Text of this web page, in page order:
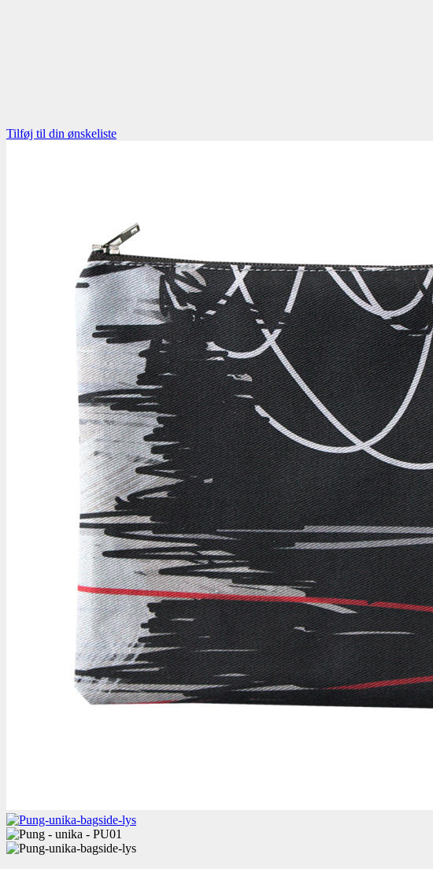
Tilføj til din ønskeliste